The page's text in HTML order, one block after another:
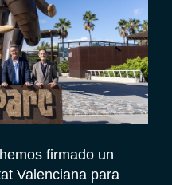
firmado un
Valenciana para